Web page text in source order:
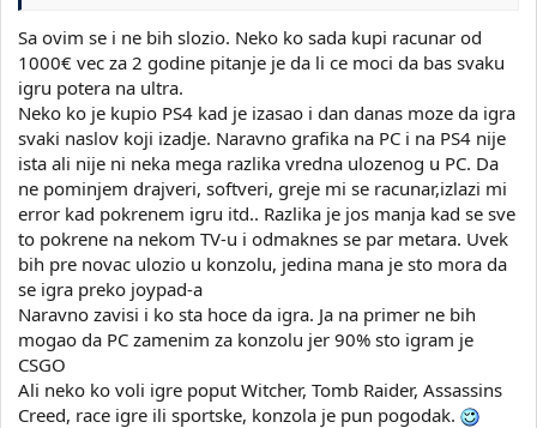
Sa ovim se i ne bih slozio. Neko ko sada kupi racunar od
1000€ vec za 2 godine pitanje je da li ce moci da bas svaku
igru potera na ultra.
Neko ko je kupio PS4 kad je izasao i dan danas moze da igra
svaki naslov koji izadje. Naravno grafika na PC i na PS4 nije
ista ali nije ni neka mega razlika vredna ulozenog u PC. Da
ne pominjem drajveri, softveri, greje mi se racunar,izlazi mi
error kad pokrenem igru itd.. Razlika je jos manja kad se sve
to pokrene na nekom TV-u i odmaknes se par metara. Uvek
bih pre novac ulozio u konzolu, jedina mana je sto mora da
se igra preko joypad-a
Naravno zavisi i ko sta hoce da igra. Ja na primer ne bih
mogao da PC zamenim za konzolu jer 90% sto igram je
CSGO
Ali neko ko voli igre poput Witcher, Tomb Raider, Assassins
Creed, race igre ili sportske, konzola je pun pogodak.